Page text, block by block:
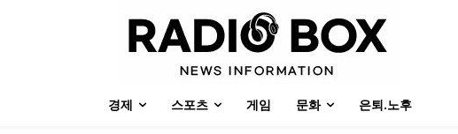
경제 스포츠 게임 문화 은퇴.노후